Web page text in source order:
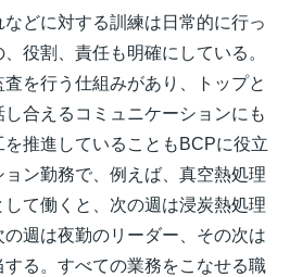
どに対する訓練は日常的に行っ
役割、責任も明確にしている。
を行う仕組みがあり、トップと
合えるコミュニケーションにも
推進していることもBCPに役立
ン勤務で、例えば、真空熱処理
て働くと、次の週は浸炭熱処理
週は夜勤のリーダー、その次は
る。すべての業務をこなせる職